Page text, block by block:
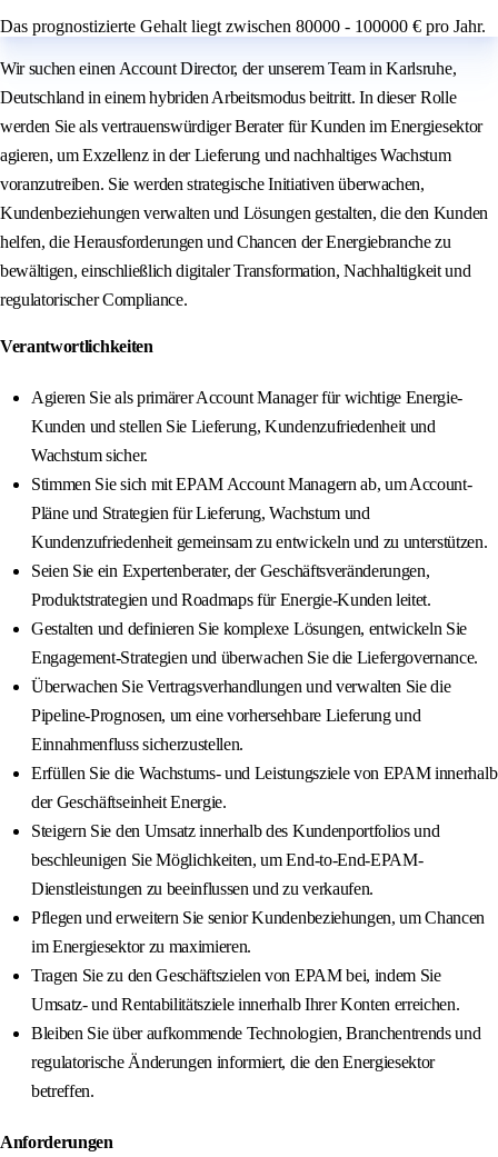
Das prognostizierte Gehalt liegt zwischen 80000 - 100000 € pro Jahr.
Wir suchen einen Account Director, der unserem Team in Karlsruhe,
Deutschland in einem hybriden Arbeitsmodus beitritt. In dieser Rolle
werden Sie als vertrauenswürdiger Berater für Kunden im Energiesektor
agieren, um Exzellenz in der Lieferung und nachhaltiges Wachstum
voranzutreiben. Sie werden strategische Initiativen überwachen,
Kundenbeziehungen verwalten und Lösungen gestalten, die den Kunden
helfen, die Herausforderungen und Chancen der Energiebranche zu
bewältigen, einschließlich digitaler Transformation, Nachhaltigkeit und
regulatorischer Compliance.
Verantwortlichkeiten
Agieren Sie als primärer Account Manager für wichtige Energie-
Kunden und stellen Sie Lieferung, Kundenzufriedenheit und
Wachstum sicher.
Stimmen Sie sich mit EPAM Account Managern ab, um Account-
Pläne und Strategien für Lieferung, Wachstum und
Kundenzufriedenheit gemeinsam zu entwickeln und zu unterstützen.
Seien Sie ein Expertenberater, der Geschäftsveränderungen,
Produktstrategien und Roadmaps für Energie-Kunden leitet.
Gestalten und definieren Sie komplexe Lösungen, entwickeln Sie
Engagement-Strategien und überwachen Sie die Liefergovernance.
Überwachen Sie Vertragsverhandlungen und verwalten Sie die
Pipeline-Prognosen, um eine vorhersehbare Lieferung und
Einnahmenfluss sicherzustellen.
Erfüllen Sie die Wachstums- und Leistungsziele von EPAM innerhalb
der Geschäftseinheit Energie.
Steigern Sie den Umsatz innerhalb des Kundenportfolios und
beschleunigen Sie Möglichkeiten, um End-to-End-EPAM-
Dienstleistungen zu beeinflussen und zu verkaufen.
Pflegen und erweitern Sie senior Kundenbeziehungen, um Chancen
im Energiesektor zu maximieren.
Tragen Sie zu den Geschäftszielen von EPAM bei, indem Sie
Umsatz- und Rentabilitätsziele innerhalb Ihrer Konten erreichen.
Bleiben Sie über aufkommende Technologien, Branchentrends und
regulatorische Änderungen informiert, die den Energiesektor
betreffen.
Anforderungen